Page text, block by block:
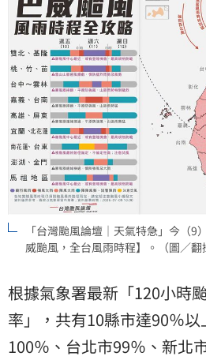
「台灣颱風論壇｜天氣特急」今（
威颱風，全台風雨時程】。（圖／翻
根據氣象署最新「120小時
率」，共有10縣市達90％
100％、台北市99％、新北